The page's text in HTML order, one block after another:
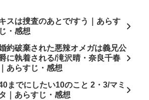
スは捜査のあとで/すう｜あらす
じ・感想
約破棄された悪辣オメガは義兄公
に執着される/滝沢晴・奈良千春
｜あらすじ・感想
までにしたい10のこと 2・3/マミ
｜あらすじ・感想